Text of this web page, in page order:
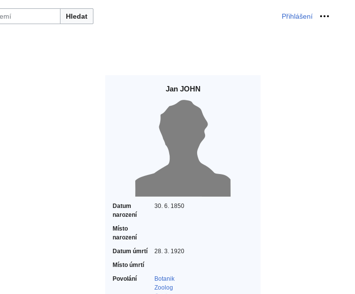
Hledat Přihlášení Osobní
Jan JOHN
Datum
narození
30. 6. 1850
Místo
narození
Datum úmrtí
28. 3. 1920
Místo úmrtí
Povolání
Botanik‎
Zoolog‎